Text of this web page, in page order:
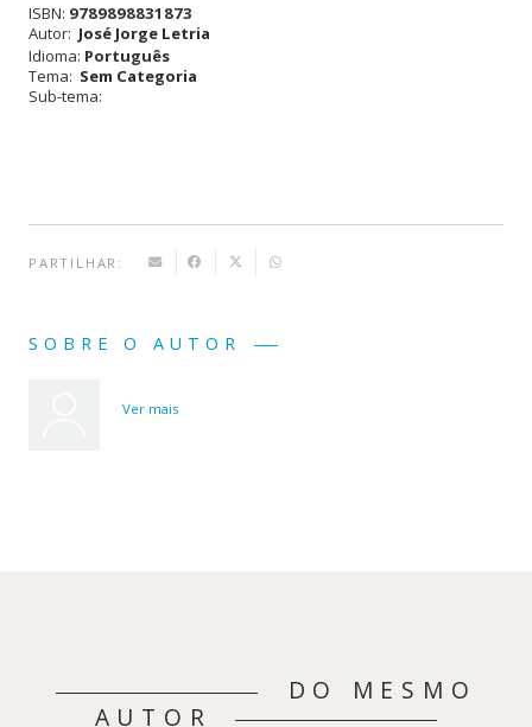
Avesso
ISBN: 9789898831873
Autor: José Jorge Letria
Idioma: Português
Tema: Sem Categoria
Sub-tema:
PARTILHAR:
SOBRE O AUTOR
Ver mais
DO MESMO
AUTOR